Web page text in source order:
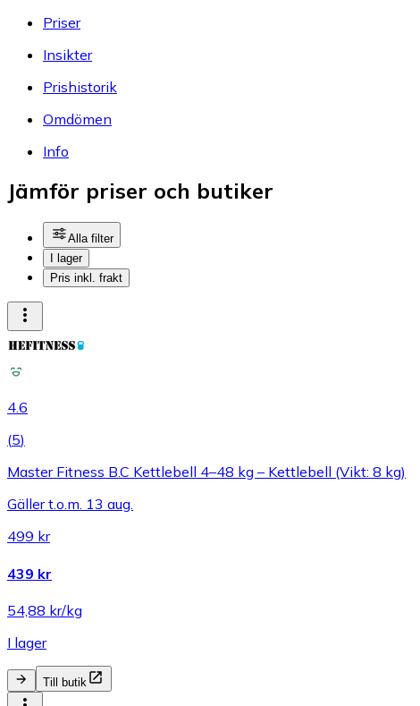
Priser
Insikter
Prishistorik
Omdömen
Info
Jämför priser och butiker
Alla filter
I lager
Pris inkl. frakt
4.6
(5)
Master Fitness B.C Kettlebell 4–48 kg – Kettlebell (Vikt: 8 kg)
Gäller t.o.m. 13 aug.
499 kr
439 kr
54,88 kr/kg
I lager
Till butik